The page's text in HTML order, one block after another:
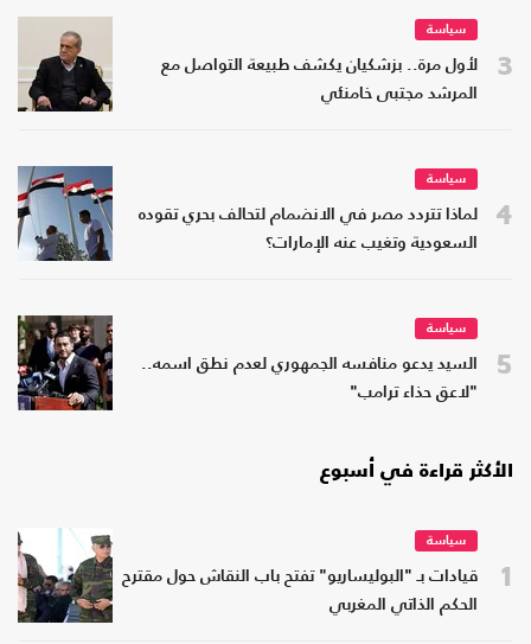
3
سياسة
لأول مرة.. بزشكيان يكشف طبيعة التواصل مع
المرشد مجتبى خامنئي
4
سياسة
لماذا تتردد مصر في الانضمام لتحالف بحري تقوده
السعودية وتغيب عنه الإمارات؟
5
سياسة
السيد يدعو منافسه الجمهوري لعدم نطق اسمه..
"لاعق حذاء ترامب"
الأكثر قراءة في أسبوع
1
سياسة
قيادات بـ "البوليساريو" تفتح باب النقاش حول مقترح
الحكم الذاتي المغربي